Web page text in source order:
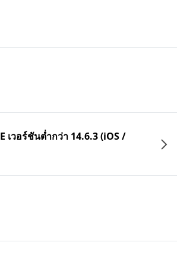
เวอร์ชันต่ำกว่า 14.6.3 (iOS /